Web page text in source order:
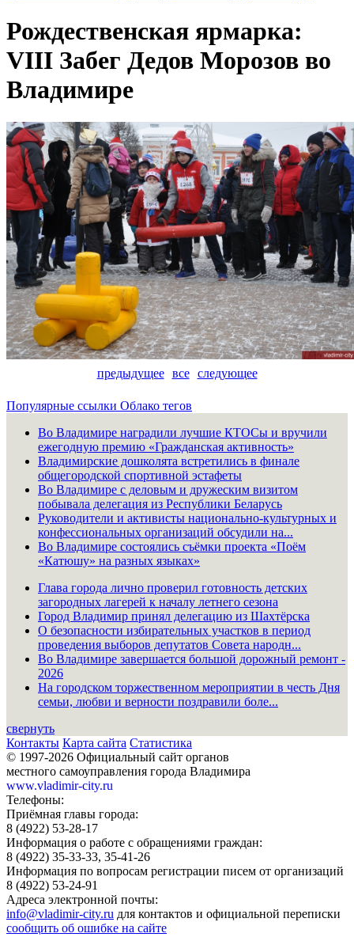
Рождественская ярмарка:
VIII Забег Дедов Морозов во
Владимире
предыдущее все следующее
Популярные ссылки Облако тегов
Во Владимире наградили лучшие КТОСы и вручили
ежегодную премию «Гражданская активность»
Владимирские дошколята встретились в финале
общегородской спортивной эстафеты
Во Владимире с деловым и дружеским визитом
побывала делегация из Республики Беларусь
Руководители и активисты национально-культурных и
конфессиональных организаций обсудили на...
Во Владимире состоялись съёмки проекта «Поём
«Катюшу» на разных языках»
Глава города лично проверил готовность детских
загородных лагерей к началу летнего сезона
Город Владимир принял делегацию из Шахтёрска
О безопасности избирательных участков в период
проведения выборов депутатов Совета народн...
Во Владимире завершается большой дорожный ремонт -
2026
На городском торжественном мероприятии в честь Дня
семьи, любви и верности поздравили боле...
свернуть
Контакты Карта сайта Статистика
© 1997-2026 Официальный сайт органов
местного самоуправления города Владимира
www.vladimir-city.ru
Телефоны:
Приёмная главы города:
8 (4922) 53-28-17
Информация о работе с обращениями граждан:
8 (4922) 35-33-33, 35-41-26
Информация по вопросам регистрации писем от организаций
8 (4922) 53-24-91
Адреса электронной почты:
info@vladimir-city.ru для контактов и официальной переписки
сообщить об ошибке на сайте